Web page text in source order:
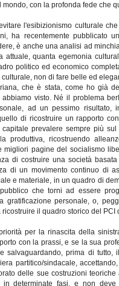
con la profonda fede che
l'esibizionismo culturale
ha recentemente pubblicato
è anche una analisi ad
quanta egemonia
politico ed economico
non di fare belle ed
che è stata, come ho già
visto. Né il problema
ad un pessimo
di ricostruire un rapporto
prevalere sempre più
produttiva, ricostruendo
pagine del socialismo
di costruire una società
di un movimento continuo di
e materiale, in un quadro di
che torni ad essere
personale, o,
il quadro storico del PCI
per la rinascita della
con la prassi, e se la sua
salvaguardando, prima di
partitico/sindacale,
delle sue costruzioni
determinate fasi, e non deve